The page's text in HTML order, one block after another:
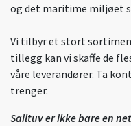
og det maritime miljøet
Vi tilbyr et stort
tillegg kan vi skaffe de
våre leverandører. Ta
trenger.
Sailtuv er ikke bare en